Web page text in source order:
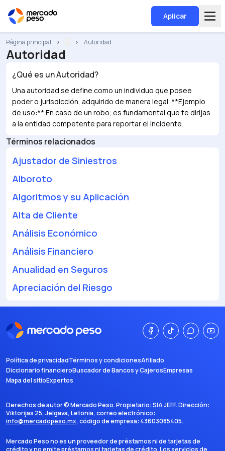
Aplicar
Página principal ... Autoridad
Autoridad
¿Qué es unAutoridad?
Una autoridad se define como un individuo que posee
poder o jurisdicción, adquirido de manera legal. **Ejemplo
de uso:** En caso de un robo, es fundamental que te dirijas
a la entidad competente para reportar el incidente.
Términos relacionados
Ajustador de Siniestros
Alboroto
Algoritmos y su Aplicación
Alta de Cliente
Análisis Económico
Análisis Financiero
Anualidad en Seguros
Apreciación del Riesgo
Política de privacidadTérminos y condicionesAfiliado
Diccionario financieroBuscador de Bancos y CajerosEmpresas
Mapa del sitioExpertos
Derechos de autor ©Mercado Peso. Propietario:SIA JEFF. Dirección:
Viktorijas 25, Jelgava, Letonia, correo electrónico:
info@mercadopeso.mx, código de empresa: 43603085405.
Mercado Peso no es un proveedor de préstamos ni de tarjetas de
crédito y no emite préstamos ni tarjetas de crédito. Los servicios de